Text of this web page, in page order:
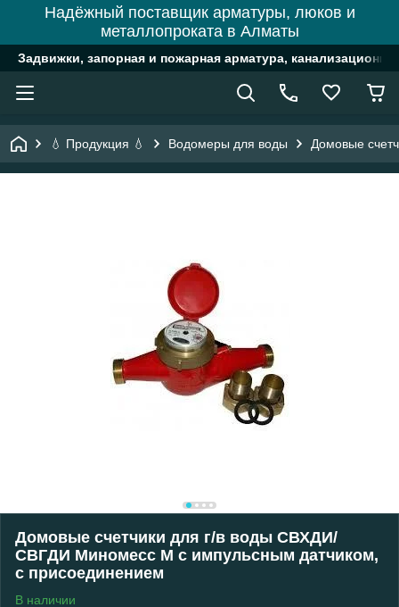
Надёжный поставщик арматуры, люков и
металлопроката в Алматы
Задвижки, запорная и пожарная арматура,
💧 Продукция 💧 Водомеры для воды Домовые
Домовые счетчики для г/в воды СВХДИ/
СВГДИ Миномесс М с импульсным датчиком,
с присоединением
В наличии